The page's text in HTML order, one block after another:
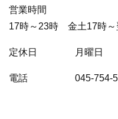
営業時間​
17時～23時 金土17時～
定休日​​ 月曜日
電話​​ 045-754-
WRITTEN